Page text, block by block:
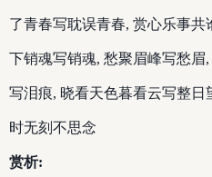
了青春写耽误青春, 赏心乐事共
下销魂写销魂, 愁聚眉峰写愁眉
写泪痕, 晓看天色暮看云写整
时无刻不思念
赏析: